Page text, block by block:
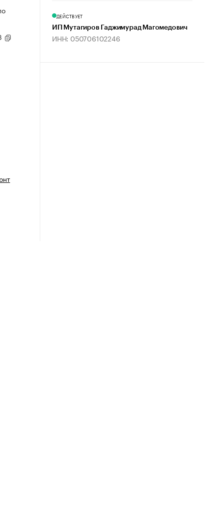
ДЕЙСТВУЕТ
ИП Мутагиров Гаджимурад Магомедович
ИНН: 050706102246